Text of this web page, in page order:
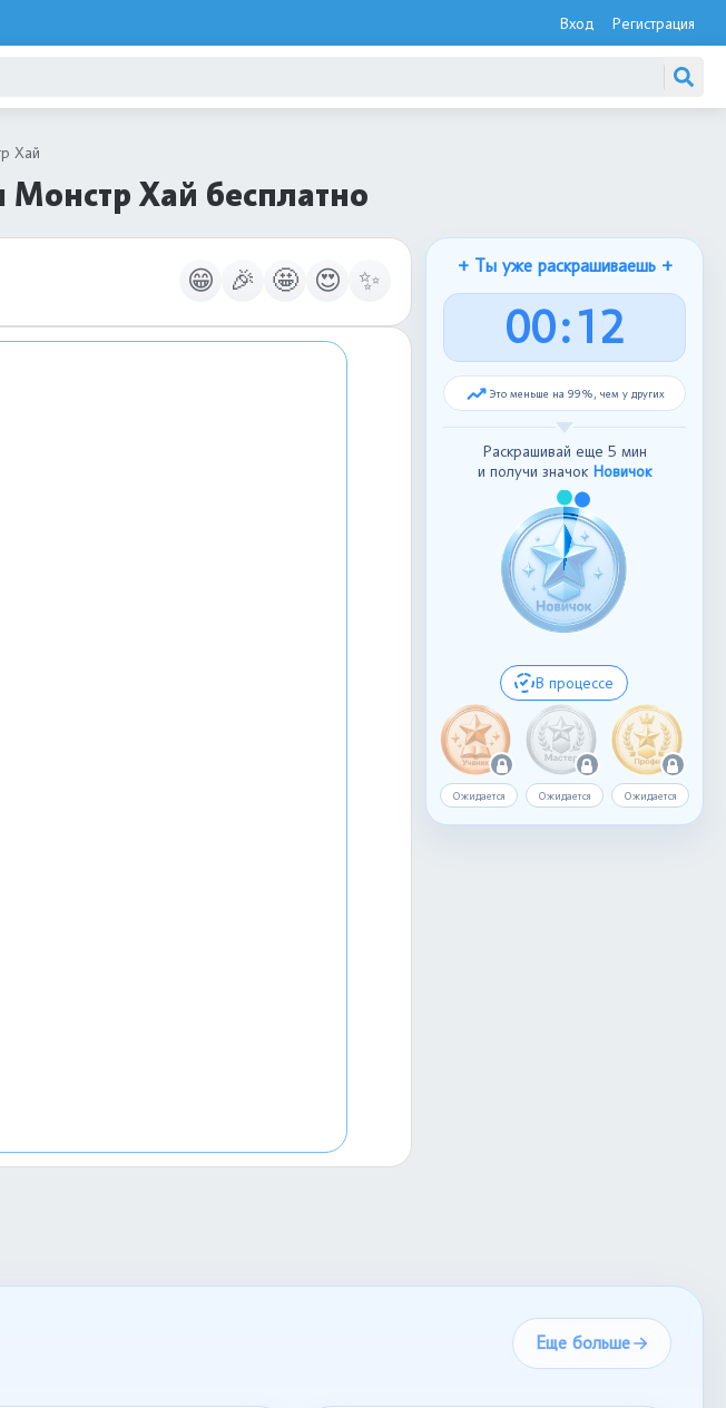
Вход Регистрация
Хай
Хай бесплатно
😁 🎉 🤩 😍 ✨ + Ты уже раскрашиваешь +
00:13
Это меньше на 99%, чем у других
Раскрашивай еще 5 мин
и получи значок Новичок
В процессе
Ожидается Ожидается Ожидается
Еще больше